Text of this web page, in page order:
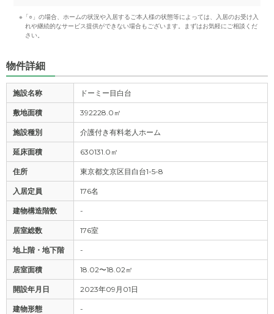
※「○」の場合、ホームの状況や入居するご本人様の状態等によっては、入居のお受け入
れや継続的なサービス提供ができない場合もございます。まずはお気軽にご相談くだ
さい。
物件詳細
施設名称 ドーミー目白台
敷地面積 392228.0㎡
施設種別 介護付き有料老人ホーム
延床面積 630131.0㎡
住所 東京都文京区目白台1-5-8
入居定員 176名
建物構造階数 -
居室総数 176室
地上階・地下階 -
居室面積 18.02〜18.02㎡
開設年月日 2023年09月01日
建物形態 -